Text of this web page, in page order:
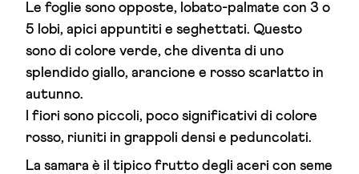
Le foglie sono opposte, lobato-palmate con 3 o
5 lobi, apici appuntiti e seghettati. Questo
sono di colore verde, che diventa di uno
splendido giallo, arancione e rosso scarlatto in
autunno.
I fiori sono piccoli, poco significativi di colore
rosso, riuniti in grappoli densi e peduncolati.
La samara è il tipico frutto degli aceri con seme